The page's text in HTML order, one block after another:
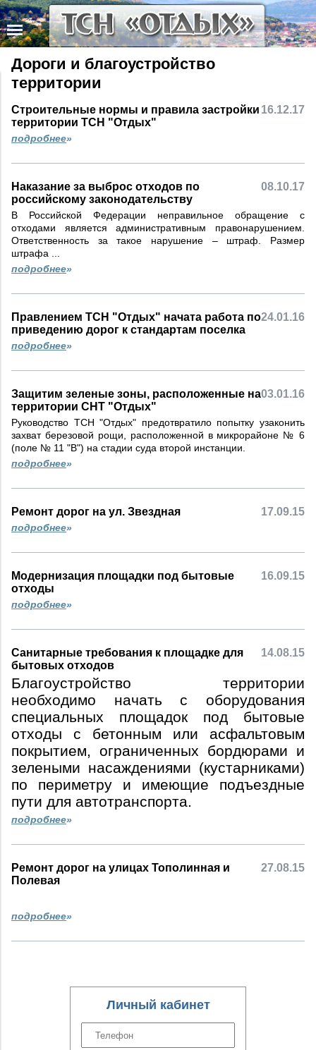
Личный кабинет
Дороги и благоустройство
территории
16.12.17
Строительные нормы и правила застройки
территории ТСН "Отдых"
подробнее»
08.10.17
Наказание за выброс отходов по
российскому законодательству
В Российской Федерации неправильное обращение с
отходами является административным правонарушением.
Ответственность за такое нарушение – штраф. Размер
штрафа ...
подробнее»
24.01.16
Правлением ТСН "Отдых" начата работа по
приведению дорог к стандартам поселка
подробнее»
03.01.16
Защитим зеленые зоны, расположенные на
территории СНТ "Отдых"
Руководство ТСН "Отдых" предотвратило попытку узаконить
захват березовой рощи, расположенной в микрорайоне № 6
(поле № 11 "В") на стадии суда второй инстанции.
подробнее»
17.09.15
Ремонт дорог на ул. Звездная
подробнее»
16.09.15
Модернизация площадки под бытовые
отходы
подробнее»
14.08.15
Санитарные требования к площадке для
бытовых отходов
Благоустройство территории
необходимо начать с оборудования
специальных площадок под бытовые
отходы с бетонным или асфальтовым
покрытием, ограниченных бордюрами и
зелеными насаждениями (кустарниками)
по периметру и имеющие подъездные
пути для автотранспорта.
подробнее»
27.08.15
Ремонт дорог на улицах Тополинная и
Полевая
подробнее»